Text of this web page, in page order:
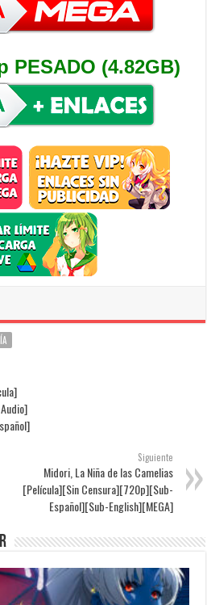
PESADO (4.82GB)
Siguiente
Midori, La Niña de las Camelias
[Película][Sin Censura][720p][Sub-
Español][Sub-English][MEGA]